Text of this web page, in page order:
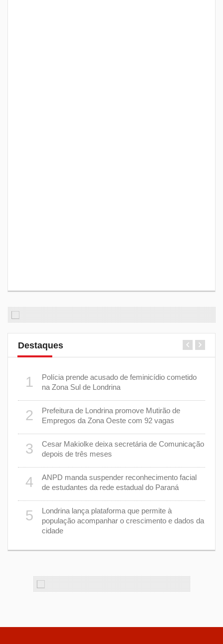
Destaques
1
Polícia prende acusado de feminicídio cometido
na Zona Sul de Londrina
2
Prefeitura de Londrina promove Mutirão de
Empregos da Zona Oeste com 92 vagas
3
Cesar Makiolke deixa secretária de Comunicação
depois de três meses
4
ANPD manda suspender reconhecimento facial
de estudantes da rede estadual do Paraná
5
Londrina lança plataforma que permite à
população acompanhar o crescimento e dados da
cidade